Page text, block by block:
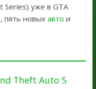
Series) уже в GTA
пять новых авто и
Theft Auto 5